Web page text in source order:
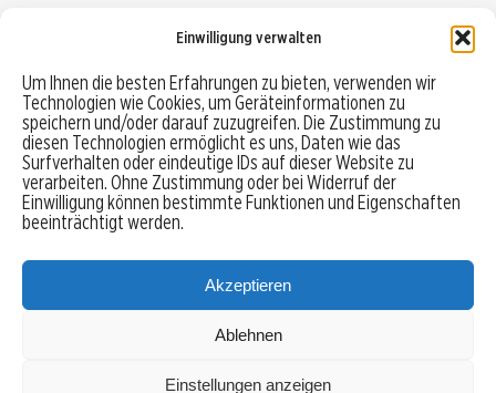
Einwilligung verwalten
Um Ihnen die besten Erfahrungen zu bieten, verwenden wir
Technologien wie Cookies, um Geräteinformationen zu
speichern und/oder darauf zuzugreifen. Die Zustimmung zu
diesen Technologien ermöglicht es uns, Daten wie das
Surfverhalten oder eindeutige IDs auf dieser Website zu
verarbeiten. Ohne Zustimmung oder bei Widerruf der
Einwilligung können bestimmte Funktionen und Eigenschaften
beeinträchtigt werden.
Akzeptieren
Ablehnen
Einstellungen anzeigen
Robo-Advisor vergleichen
Depotvergleich
Festgeld vergleichen
Tagesgeld vergleichen